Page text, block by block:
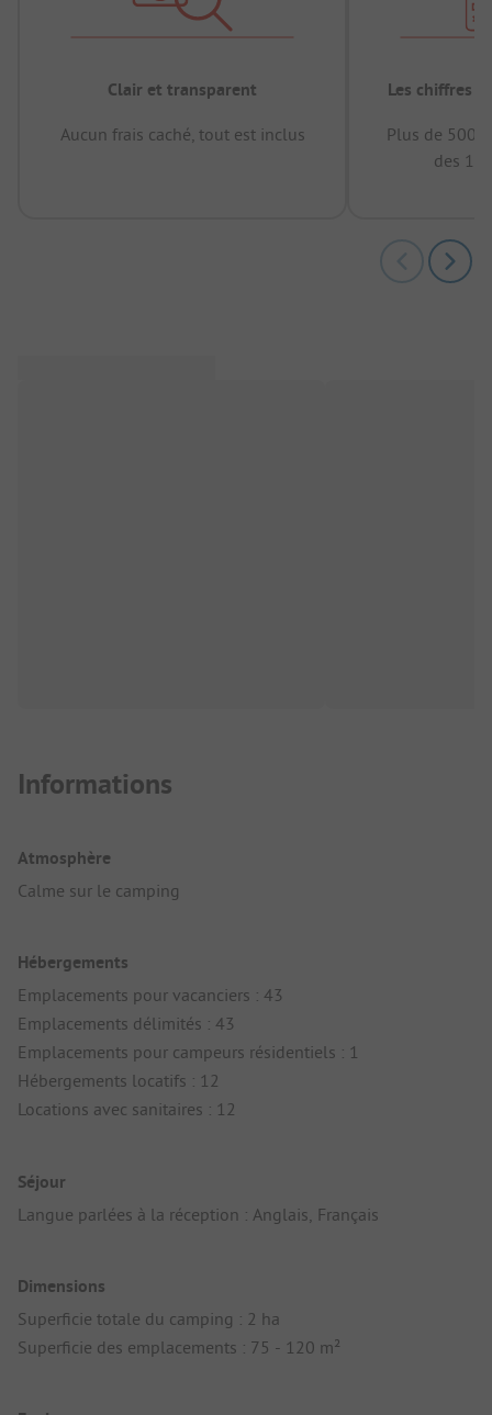
Clair et transparent
Aucun frais caché, tout est inclus
Les chiffres
Plus de
des 12
Informations
Atmosphère
Calme sur le camping
Hébergements
Emplacements pour vacanciers : 43
Emplacements délimités : 43
Emplacements pour campeurs résidentiels : 1
Hébergements locatifs : 12
Locations avec sanitaires : 12
Séjour
Langue parlées à la réception : Anglais, Français
Dimensions
Superficie totale du camping : 2 ha
Superficie des emplacements : 75 - 120 m²